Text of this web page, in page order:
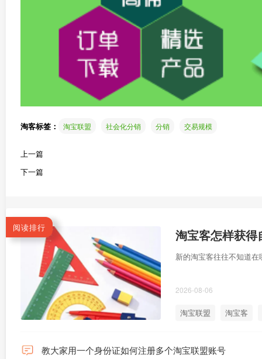
淘客标签： 淘宝联盟 社会化分销 分销 交易规模
上一篇
下一篇
阅读排行 淘宝客怎样获
新的淘宝客往往不知道
2026-08-06
淘宝联盟 淘宝客
教大家用一个身份证如何注册多个淘宝联盟账号